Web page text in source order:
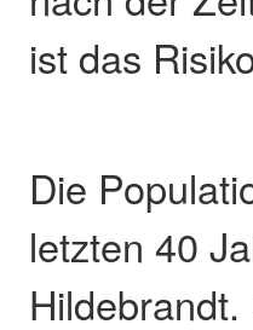
ist das
Die
letzten 40